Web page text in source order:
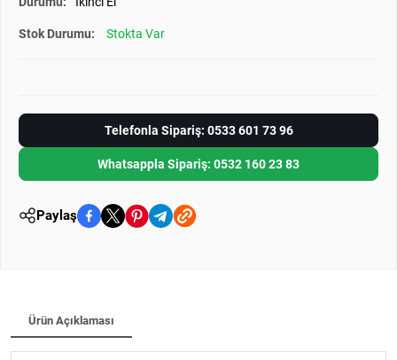
Stok Durumu: Stokta Var
Telefonla Sipariş: 0533 601 73 96
Whatsappla Sipariş: 0532 160 23 83
Paylaş
Ürün Açıklaması